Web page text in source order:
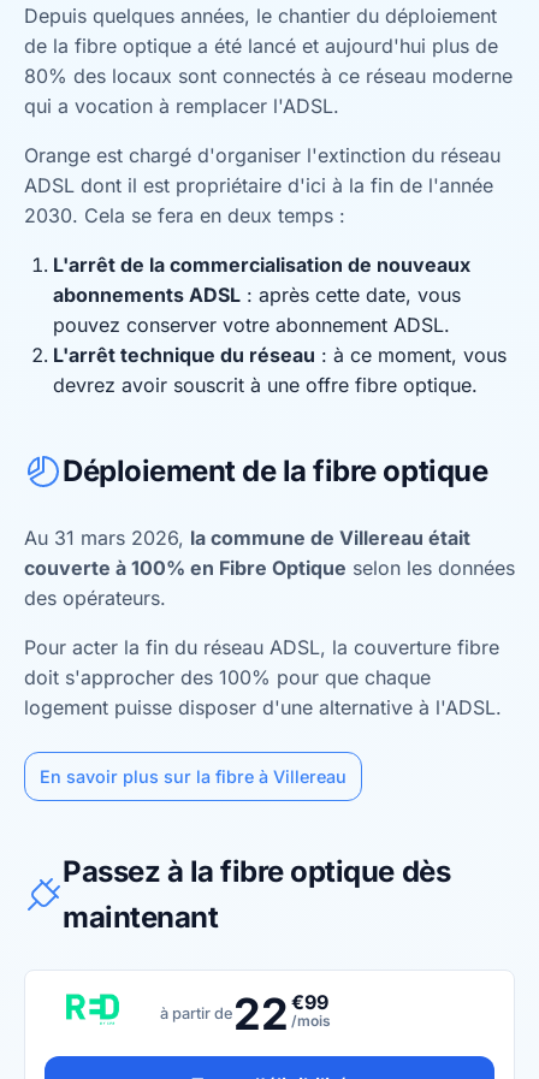
Depuis quelques années, le chantier du déploiement
de la fibre optique a été lancé et aujourd'hui plus de
80% des locaux sont connectés à ce réseau moderne
qui a vocation à remplacer l'ADSL.
Orange est chargé d'organiser l'extinction du réseau
ADSL dont il est propriétaire d'ici à la fin de l'année
2030. Cela se fera en deux temps :
L'arrêt de la commercialisation de nouveaux
abonnements ADSL : après cette date, vous
pouvez conserver votre abonnement ADSL.
L'arrêt technique du réseau : à ce moment, vous
devrez avoir souscrit à une offre fibre optique.
Déploiement de la fibre optique
Au 31 mars 2026, la commune de Villereau était
couverte à 100% en Fibre Optique selon les données
des opérateurs.
Pour acter la fin du réseau ADSL, la couverture fibre
doit s'approcher des 100% pour que chaque
logement puisse disposer d'une alternative à l'ADSL.
En savoir plus sur la fibre à Villereau
Passez à la fibre optique dès
maintenant
à partir de 22 €99
/mois